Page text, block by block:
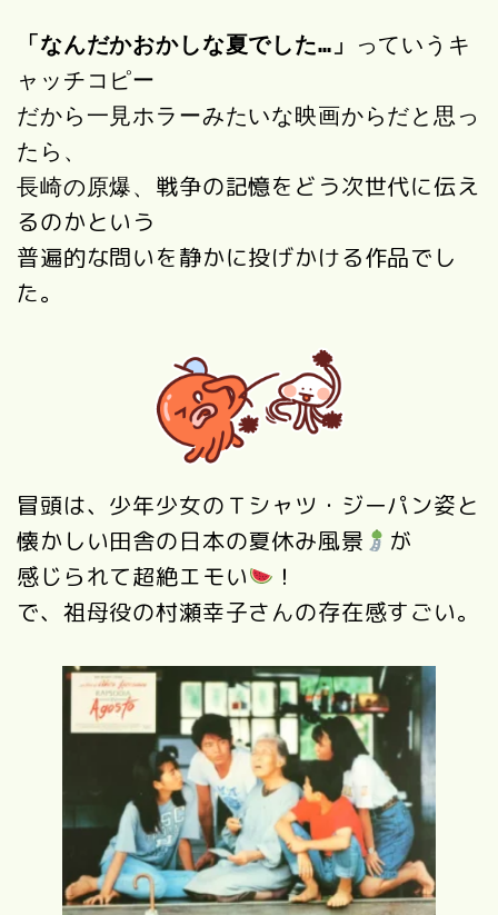
「なんだかおかしな夏でした…」
っていうキ
ャッチコピー
だから一見ホラーみたいな映画からだと思っ
たら、
長崎の原爆、 戦争の記憶をどう次世代に伝え
るのかという
普遍的な問いを静かに投げかける作品でし
た。
冒頭は、少年少女のＴシャツ・ジーパン姿と
懐かしい田舎の日本の夏休み風景
が
感じられて超絶エモい
！
で、祖母役の村瀬幸子さんの存在感すごい。